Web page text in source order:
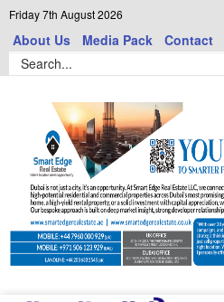
Friday 7th August 2026
About Us Media Pack Contact